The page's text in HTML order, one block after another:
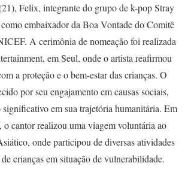
Felix, integrante do grupo de k-pop Stray
embaixador da Boa Vontade do Comitê
A cerimônia de nomeação foi realizada
em Seul, onde o artista reafirmou
a proteção e o bem-estar das crianças. O
por seu engajamento em causas sociais,
significativo em sua trajetória humanitária. Em
o cantor realizou uma viagem voluntária ao
onde participou de diversas atividades
crianças em situação de vulnerabilidade.